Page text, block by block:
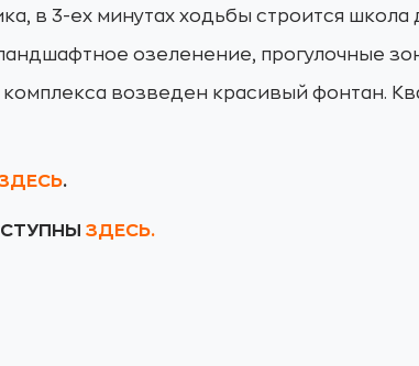
в 3-ех минутах ходьбы строится
озеленение, прогулочные
возведен красивый фонтан.
.
ЗДЕСЬ.